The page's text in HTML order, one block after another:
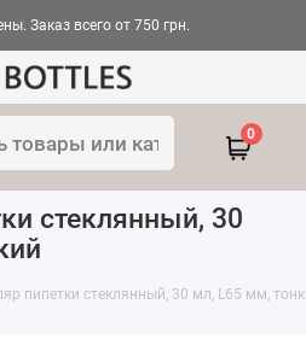
Заказ всего от 750 грн.
0
стеклянный, 30
пипетки стеклянный, 30 мл, L65 мм,